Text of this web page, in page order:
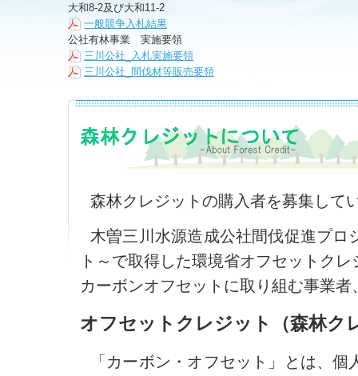
大和8-2及び大和11-2
一般競争入札結果
公社有林事業 実施要領
三川公社_入札実施要領
三川公社_間伐材等販売要領
森林クレジットの購入者を募集して
木曽三川水源造成公社間伐促進プ
ト～で取得した環境省オフセットク
カーボンオフセットに取り組む事業
オフセットクレジット（森林ク
「カーボン・オフセット」とは、